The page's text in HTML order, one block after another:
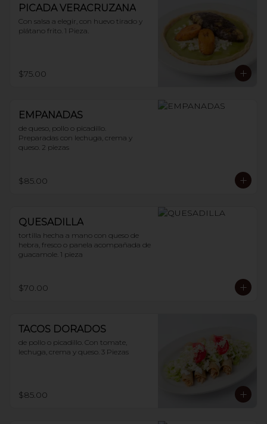
PICADA VERACRUZANA
Con salsa a elegir, con huevo tirado y
plátano frito. 1 Pieza.
$75.00
EMPANADAS
de queso, pollo o picadillo.
Preparadas con lechuga, crema y
queso. 2 piezas
$85.00
QUESADILLA
tortilla hecha a mano con queso de
hebra, fresco o panela acompañada de
guacamole. 1 pieza
$70.00
TACOS DORADOS
de pollo o picadillo. Con tomate,
lechuga, crema y queso. 3 Piezas
$85.00